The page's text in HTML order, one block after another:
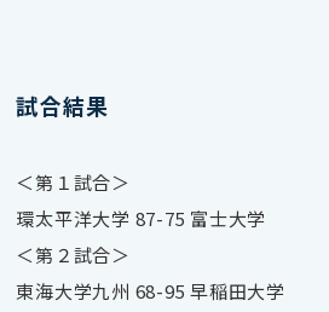
試合結果
＜第１試合＞
環太平洋大学 87-75 富士大学
＜第２試合＞
東海大学九州 68-95 早稲田大学